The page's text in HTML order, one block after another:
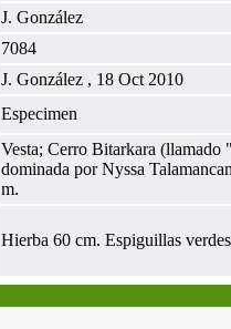
J. González
7084
J. González , 18 Oct 2010
Especimen
Vesta; Cerro Bitarkara (llamado
dominada por Nyssa
m.
Hierba 60 cm. Espiguillas